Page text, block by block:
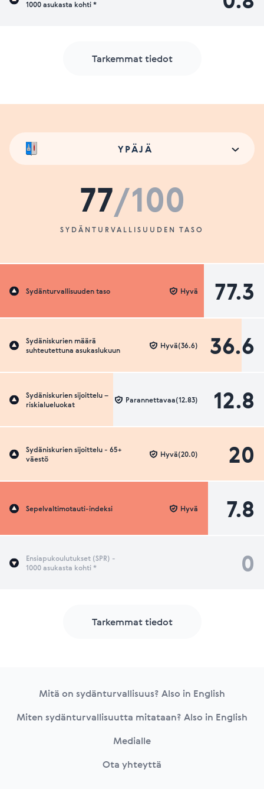
1000 asukasta kohti *
Tarkemmat tiedot
YPÄJÄ
77/100
SYDÄNTURVALLISUUDEN TASO
Sydänturvallisuuden taso 77.3
Hyvä
Sydäniskurien määrä
suhteutettuna asukaslukuun
36.6
Hyvä(36.6)
Sydäniskurien sijoittelu –
riskialueluokat
12.8
Parannettavaa(12.83)
Sydäniskurien sijoittelu - 65+
väestö
20
Hyvä(20.0)
Sepelvaltimotauti-indeksi 7.8
Hyvä
Ensiapukoulutukset (SPR) -
1000 asukasta kohti *
0
Tarkemmat tiedot
Mitä on sydänturvallisuus? Also in English
Miten sydänturvallisuutta mitataan? Also in English
Medialle
Ota yhteyttä